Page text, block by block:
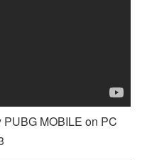
MOBILE on PC